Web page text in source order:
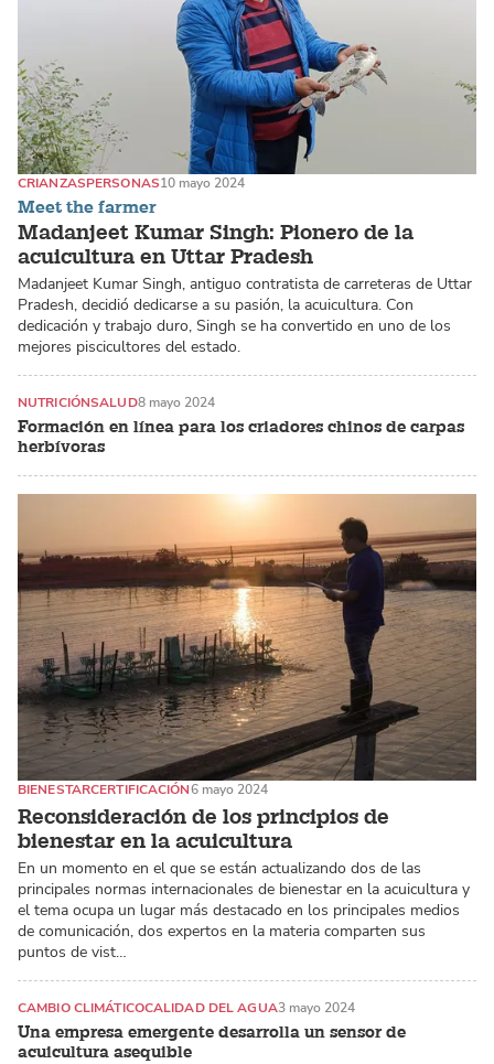
Meet the farmer
Madanjeet Kumar Singh: Pionero de la
acuicultura en Uttar Pradesh
CRIANZASPERSONAS10 mayo 2024
Madanjeet Kumar Singh, antiguo contratista de carreteras de Uttar
Pradesh, decidió dedicarse a su pasión, la acuicultura. Con
dedicación y trabajo duro, Singh se ha convertido en uno de los
mejores piscicultores del estado.
Formación en línea para los criadores chinos de carpas
herbívoras
NUTRICIÓNSALUD8 mayo 2024
Reconsideración de los principios de
bienestar en la acuicultura
BIENESTARCERTIFICACIÓN6 mayo 2024
En un momento en el que se están actualizando dos de las
principales normas internacionales de bienestar en la acuicultura y
el tema ocupa un lugar más destacado en los principales medios
de comunicación, dos expertos en la materia comparten sus
puntos de vist…
Una empresa emergente desarrolla un sensor de
acuicultura asequible
CAMBIO CLIMÁTICOCALIDAD DEL AGUA3 mayo 2024